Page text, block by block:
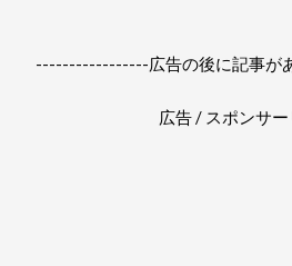
-----------------広告の後に記事
広告 / スポンサー